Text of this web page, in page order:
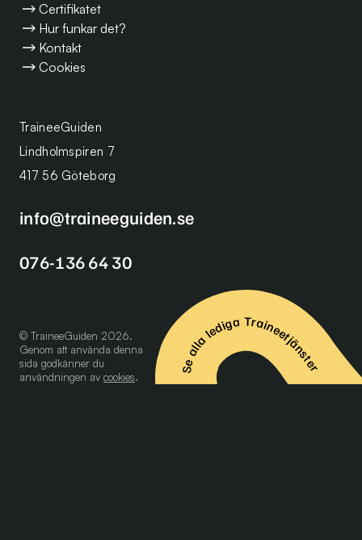
TraineeGuiden
Lindholmspiren 7
417 56 Göteborg
info@traineeguiden.se
076-136 64 30
Certifikatet
Hur funkar det?
Kontakt
Cookies
© TraineeGuiden 2026.
Genom att använda denna
sida godkänner du
användningen av cookies.
Se alla lediga Traineetjänster